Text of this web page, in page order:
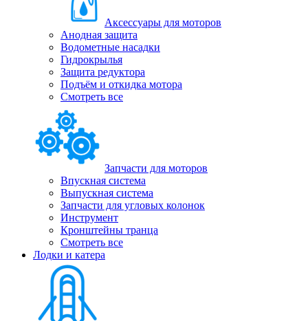
Аксессуары для моторов
Анодная защита
Водометные насадки
Гидрокрылья
Защита редуктора
Подъём и откидка мотора
Смотреть все
Запчасти для моторов
Впускная система
Выпускная система
Запчасти для угловых колонок
Инструмент
Кронштейны транца
Смотреть все
Лодки и катера